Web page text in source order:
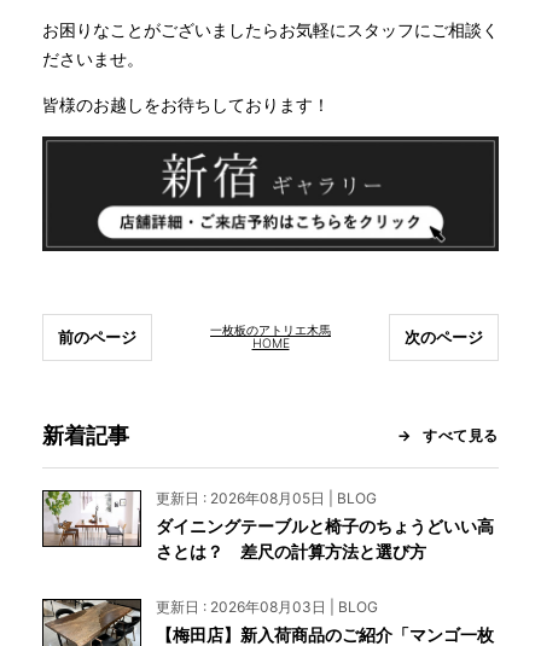
お困りなことがございましたらお気軽にスタッフにご相談く
ださいませ。
皆様のお越しをお待ちしております！
一枚板のアトリエ木馬
HOME
前のページ 次のページ
新着記事 すべて見る
更新日 : 2026年08月05日 | BLOG
ダイニングテーブルと椅子のちょうどいい高
さとは？ 差尺の計算方法と選び方
更新日 : 2026年08月03日 | BLOG
【梅田店】新入荷商品のご紹介「マンゴ一枚